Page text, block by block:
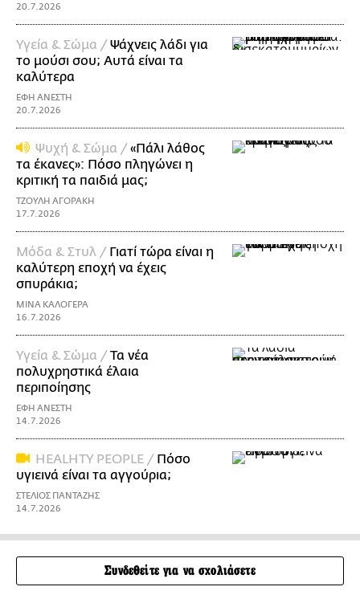
20.7.2026
Υγεία & Σώμα /Ψάχνεις λάδι για
τo μούσι σου; Αυτά είναι τα
καλύτερα
ΕΦΗ ΑΝΕΣΤΗ
20.7.2026
Ψυχή & Σώμα /«Πάλι λάθος
τα έκανες»: Πόσο πληγώνει η
κριτική τα παιδιά μας;
ΤΖΟΥΛΗ ΑΓΟΡΑΚΗ
17.7.2026
Μόδα & Στυλ / Γιατί τώρα είναι η
καλύτερη εποχή να έχεις
σπυράκια;
ΜΙΝΑ ΚΑΛΟΓΕΡΑ
16.7.2026
Υγεία & Σώμα /Τα νέα
πολυχρηστικά έλαια
περιποίησης
ΕΦΗ ΑΝΕΣΤΗ
14.7.2026
HEALHTY PEOPLE / Πόσο
υγιεινά είναι τα αγγούρια;
ΣΤΕΛΙΟΣ ΠΑΝΤΑΖΗΣ
14.7.2026
Συνδεθείτε για να σχολιάσετε